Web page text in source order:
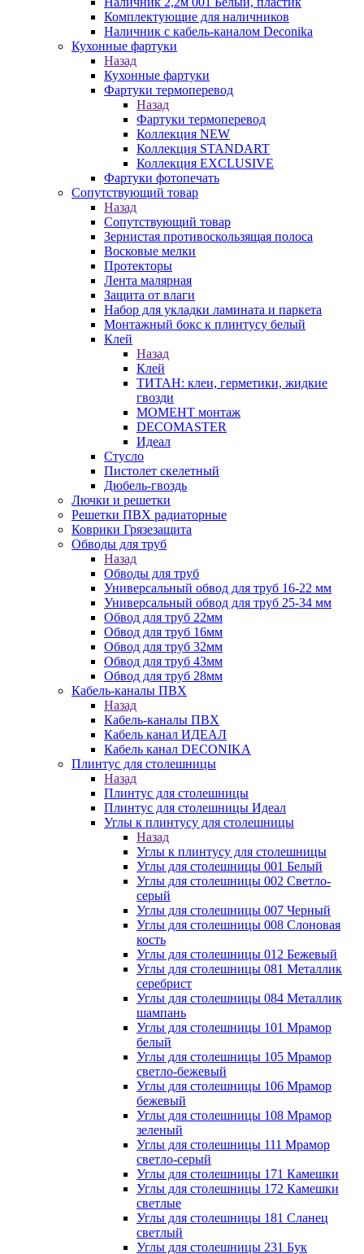
Комплектующие для наличников
Наличник с кабель-каналом Deconika
Кухонные фартуки
Назад
Кухонные фартуки
Фартуки термоперевод
Назад
Фартуки термоперевод
Коллекция NEW
Коллекция STANDART
Коллекция EXCLUSIVE
Фартуки фотопечать
Сопутствующий товар
Назад
Сопутствующий товар
Зернистая противоскользящая полоса
Восковые мелки
Протекторы
Лента малярная
Защита от влаги
Набор для укладки ламината и паркета
Монтажный бокс к плинтусу белый
Клей
Назад
Клей
ТИТАН: клеи, герметики, жидкие
гвозди
МОМЕНТ монтаж
DECOMASTER
Идеал
Стусло
Пистолет скелетный
Дюбель-гвоздь
Лючки и решетки
Решетки ПВХ радиаторные
Коврики Грязезащита
Обводы для труб
Назад
Обводы для труб
Универсальный обвод для труб 16-22 мм
Универсальный обвод для труб 25-34 мм
Обвод для труб 22мм
Обвод для труб 16мм
Обвод для труб 32мм
Обвод для труб 43мм
Обвод для труб 28мм
Кабель-каналы ПВХ
Назад
Кабель-каналы ПВХ
Кабель канал ИДЕАЛ
Кабель канал DECONIKA
Плинтус для столешницы
Назад
Плинтус для столешницы
Плинтус для столешницы Идеал
Углы к плинтусу для столешницы
Назад
Углы к плинтусу для столешницы
Углы для столешницы 001 Белый
Углы для столешницы 002 Светло-
серый
Углы для столешницы 007 Черный
Углы для столешницы 008 Слоновая
кость
Углы для столешницы 012 Бежевый
Углы для столешницы 081 Металлик
серебрист
Углы для столешницы 084 Металлик
шампань
Углы для столешницы 101 Мрамор
белый
Углы для столешницы 105 Мрамор
светло-бежевый
Углы для столешницы 106 Мрамор
бежевый
Углы для столешницы 108 Мрамор
зеленый
Углы для столешницы 111 Мрамор
светло-серый
Углы для столешницы 171 Камешки
Углы для столешницы 172 Камешки
светлые
Углы для столешницы 181 Сланец
светлый
Углы для столешницы 231 Бук